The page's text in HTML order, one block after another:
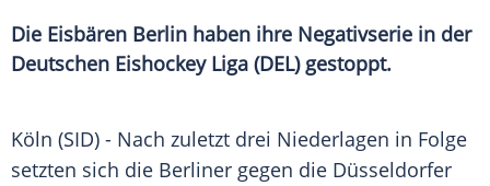
Die Eisbären Berlin haben ihre Negativserie in der
Deutschen Eishockey Liga (DEL) gestoppt.
Köln (SID) - Nach zuletzt drei Niederlagen in Folge
setzten sich die Berliner gegen die Düsseldorfer